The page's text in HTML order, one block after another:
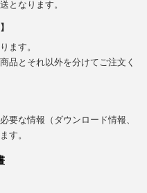
となります。
ます。
品とそれ以外を分けてご注文く
要な情報（ダウンロード情報、
す。